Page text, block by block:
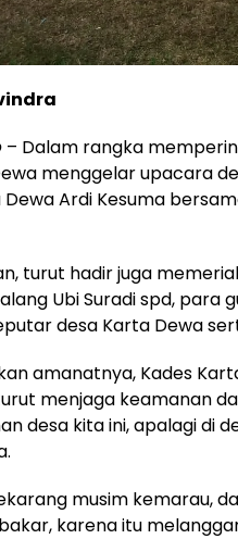
– Dalam rangka
menggelar upacara
Ardi Kesuma
turut hadir juga
Ubi Suradi spd, para
desa Karta Dewa
amanatnya, Kades
menjaga keamanan
desa kita ini, apalagi di
musim kemarau,
karena itu